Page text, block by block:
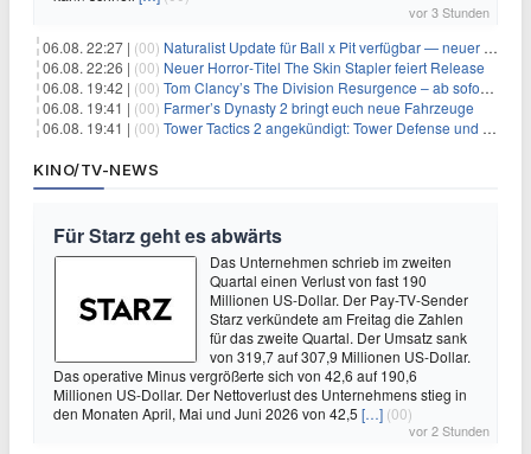
vor 3 Stunden
06.08. 22:27 | (00) Naturalist Update für Ball x Pit verfügbar — neuer Content auf allen Plattformen
06.08. 22:26 | (00) Neuer Horror‑Titel The Skin Stapler feiert Release
06.08. 19:42 | (00) Tom Clancy’s The Division Resurgence – ab sofort für euch verfügbar
06.08. 19:41 | (00) Farmer’s Dynasty 2 bringt euch neue Fahrzeuge
06.08. 19:41 | (00) Tower Tactics 2 angekündigt: Tower Defense und Deckbuilding Kombo kehrt zurück
KINO/TV-NEWS
Für Starz geht es abwärts
Das Unternehmen schrieb im zweiten
Quartal einen Verlust von fast 190
Millionen US-Dollar. Der Pay-TV-Sender
Starz verkündete am Freitag die Zahlen
für das zweite Quartal. Der Umsatz sank
von 319,7 auf 307,9 Millionen US-Dollar.
Das operative Minus vergrößerte sich von 42,6 auf 190,6
Millionen US-Dollar. Der Nettoverlust des Unternehmens stieg in
den Monaten April, Mai und Juni 2026 von 42,5 […] (00)
vor 2 Stunden